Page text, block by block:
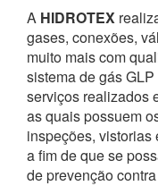
A HIDROTEX
gases, conexões,
muito mais com
sistema de gás
serviços realizados
as quais possuem
inspeções,
a fim de que se
de prevenção